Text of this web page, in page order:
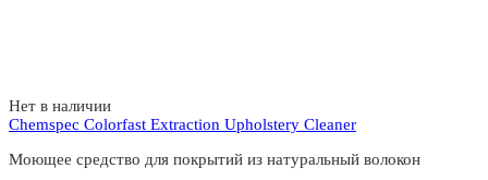
Нет в наличии
Chemspec Colorfast Extraction Upholstery Cleaner
Моющее средство для покрытий из натуральный волокон